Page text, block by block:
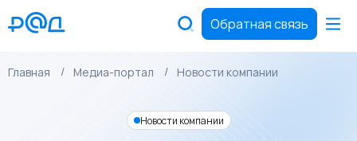
Обратная связь
Главная Медиа-портал Новости компании
Новости компании